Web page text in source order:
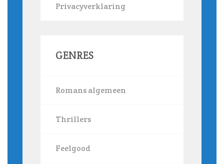
Privacyverklaring
GENRES
Romans algemeen
Thrillers
Feelgood